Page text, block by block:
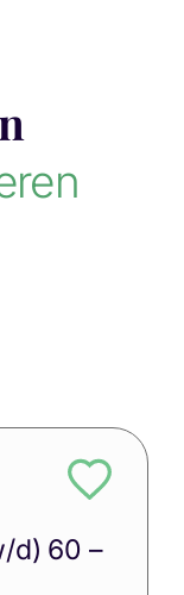
d) 60 –